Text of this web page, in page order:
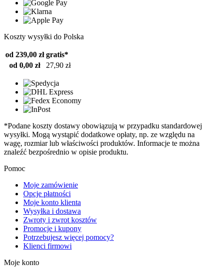
Koszty wysyłki do Polska
od 239,00 zł gratis*
od 0,00 zł
27,90 zł
*Podane koszty dostawy obowiązują w przypadku standardowej
wysyłki. Mogą wystąpić dodatkowe opłaty, np. ze względu na
wagę, rozmiar lub właściwości produktów. Informacje te można
znaleźć bezpośrednio w opisie produktu.
Pomoc
Moje zamówienie
Opcje płatności
Moje konto klienta
Wysyłka i dostawa
Zwroty i zwrot kosztów
Promocje i kupony
Potrzebujesz więcej pomocy?
Klienci firmowi
Moje konto